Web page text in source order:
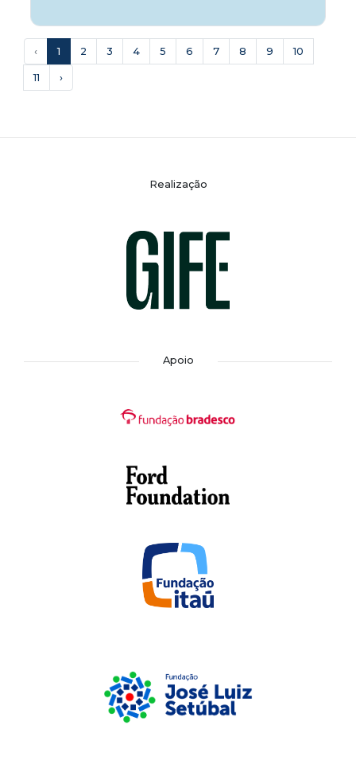
‹ 1 2 3 4 5 6 7 8 9 10
11 ›
Realização
Apoio